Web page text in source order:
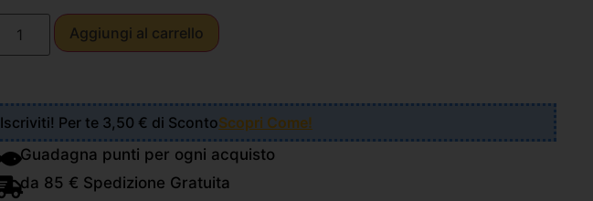
Aggiungi al carrello
Iscriviti! Per te 3,50 € di ScontoScopri Come!
Guadagna punti per ogni acquisto
da 85 € Spedizione Gratuita